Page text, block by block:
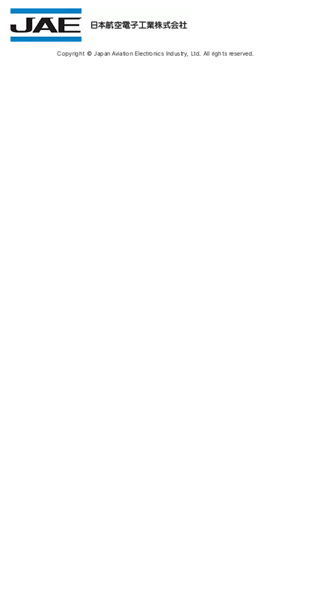
Copyright © Japan Aviation Electronics Industry, Ltd. All rights reserved.